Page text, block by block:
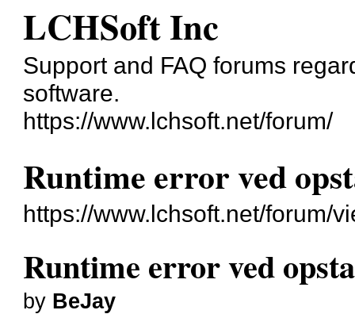
LCHSoft Inc
Support and FAQ forums
software.
https://www.lchsoft.net/forum/
Runtime error ved
https://www.lchsoft.net/forum/
Runtime error ved
by BeJay